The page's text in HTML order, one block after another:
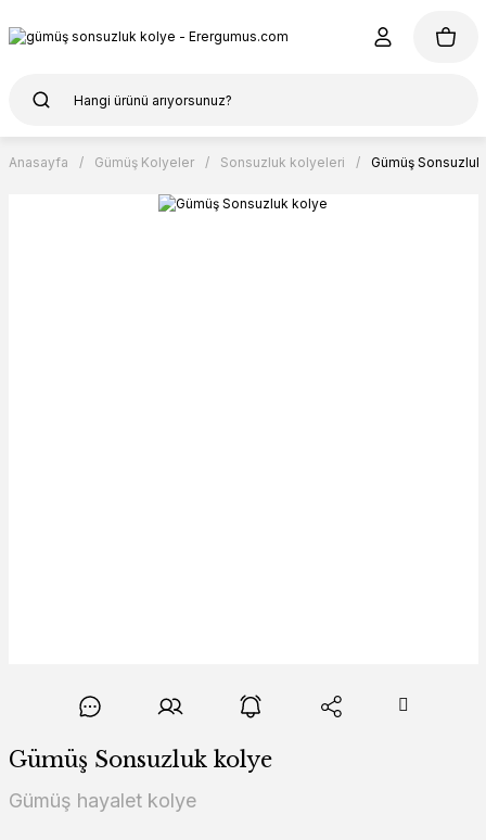
Anasayfa Gümüş Kolyeler Sonsuzluk kolyeleri Gümüş
Gümüş Sonsuzluk kolye
Gümüş hayalet kolye